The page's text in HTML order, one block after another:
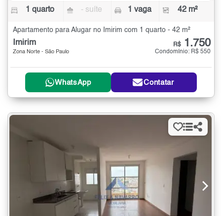
1 quarto - suíte 1 vaga 42 m²
Apartamento para Alugar no Imirim com 1 quarto - 42 m²
Imirim
Zona Norte - São Paulo
R$ 1.750
Condomínio: R$ 550
WhatsApp Contatar